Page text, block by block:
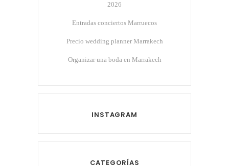
2026
Entradas conciertos Marruecos
Precio wedding planner Marrakech
Organizar una boda en Marrakech
INSTAGRAM
CATEGORÍAS